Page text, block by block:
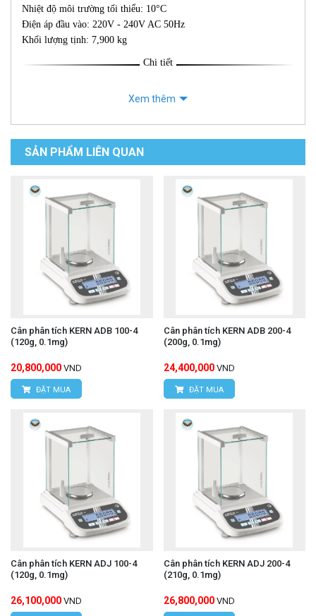
Nhiệt độ môi trường tối thiểu: 10°C
Điện áp đầu vào: 220V - 240V AC 50Hz
Khối lượng tịnh: 7,900 kg
Chi tiết
Xem thêm
SẢN PHẨM LIÊN QUAN
Cân phân tích KERN ADB 100-4
(120g, 0.1mg)
20,800,000 VND
ĐẶT MUA
Cân phân tích KERN ADB 200-4
(200g, 0.1mg)
24,400,000 VND
ĐẶT MUA
Cân phân tích KERN ADJ 100-4
(120g, 0.1mg)
26,100,000 VND
Cân phân tích KERN ADJ 200-4
(210g, 0.1mg)
26,800,000 VND